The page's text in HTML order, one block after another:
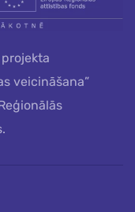
veicināšana”